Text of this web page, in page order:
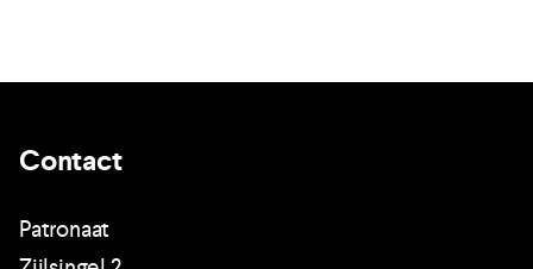
Contact
Patronaat